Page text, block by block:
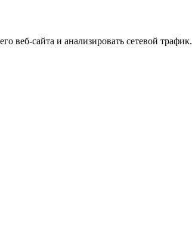
веб-сайта и анализировать сетевой трафик.